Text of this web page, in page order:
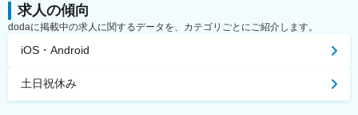
求人の傾向
dodaに掲載中の求人に関するデータを、カテゴリごとにご紹介します。
iOS・Android
土日祝休み